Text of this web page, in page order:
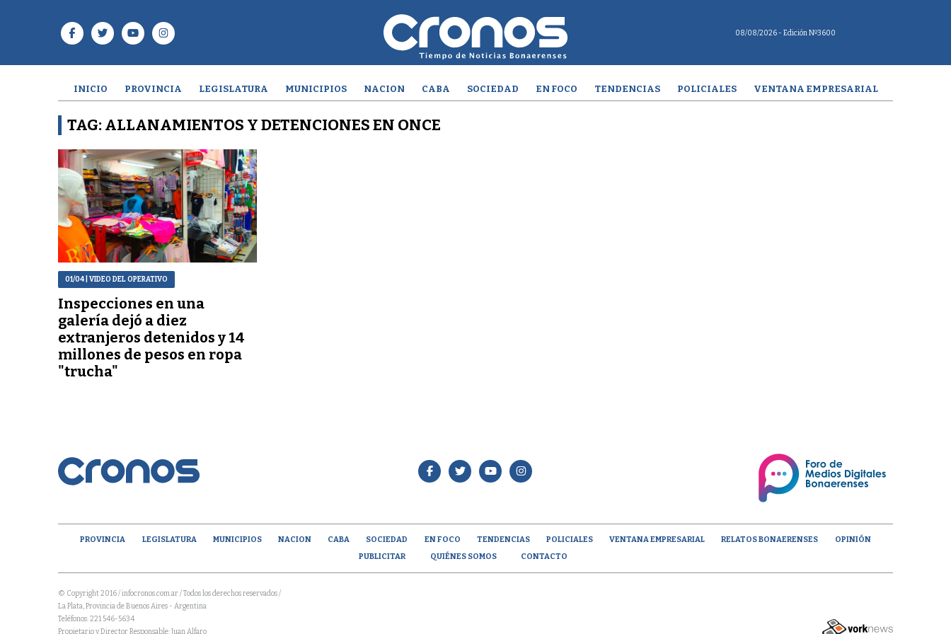
08/08/2026 - Edición Nº3600
INICIO PROVINCIA LEGISLATURA MUNICIPIOS NACION CABA SOCIEDAD EN FOCO TENDENCIAS POLICIALES VENTANA EMPRESARIAL
TAG: ALLANAMIENTOS Y DETENCIONES EN ONCE
01/04| VIDEO DEL OPERATIVO
Inspecciones en una
galería dejó a diez
extranjeros detenidos y 14
millones de pesos en ropa
"trucha"
PROVINCIA LEGISLATURA MUNICIPIOS NACION CABA SOCIEDAD EN FOCO TENDENCIAS POLICIALES VENTANA EMPRESARIAL RELATOS BONAERENSES
OPINIÓN
PUBLICITAR
QUIÉNES SOMOS CONTACTO
© Copyright 2016 / infocronos.com.ar / Todos los derechos reservados /
La Plata, Provincia de Buenos Aires - Argentina
Teléfonos: 221 546-5634
Propietario y Director Responsable: Juan Alfaro